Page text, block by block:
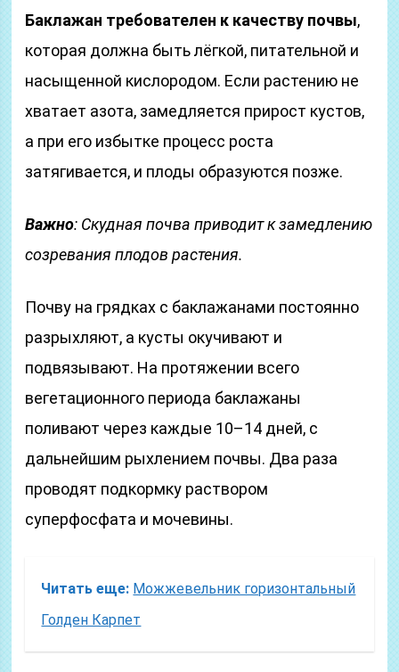
Баклажан требователен к качеству почвы,
которая должна быть лёгкой, питательной и
насыщенной кислородом. Если растению не
хватает азота, замедляется прирост кустов,
а при его избытке процесс роста
затягивается, и плоды образуются позже.
Важно: Скудная почва приводит к замедлению
созревания плодов растения.
Почву на грядках с баклажанами постоянно
разрыхляют, а кусты окучивают и
подвязывают. На протяжении всего
вегетационного периода баклажаны
поливают через каждые 10–14 дней, с
дальнейшим рыхлением почвы. Два раза
проводят подкормку раствором
суперфосфата и мочевины.
Читать еще: Можжевельник горизонтальный
Голден Карпет